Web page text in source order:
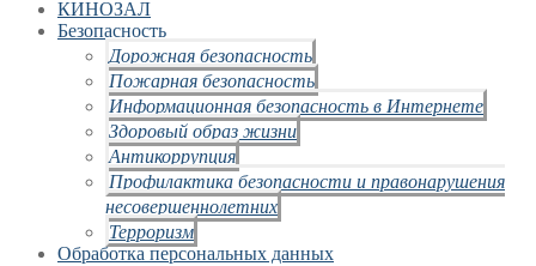
КИНОЗАЛ
Безопасность
Дорожная безопасность
Пожарная безопасность
Информационная безопасность в Интернете
Здоровый образ жизни
Антикоррупция
Профилактика безопасности и правонарушения
несовершеннолетних
Терроризм
Обработка персональных данных